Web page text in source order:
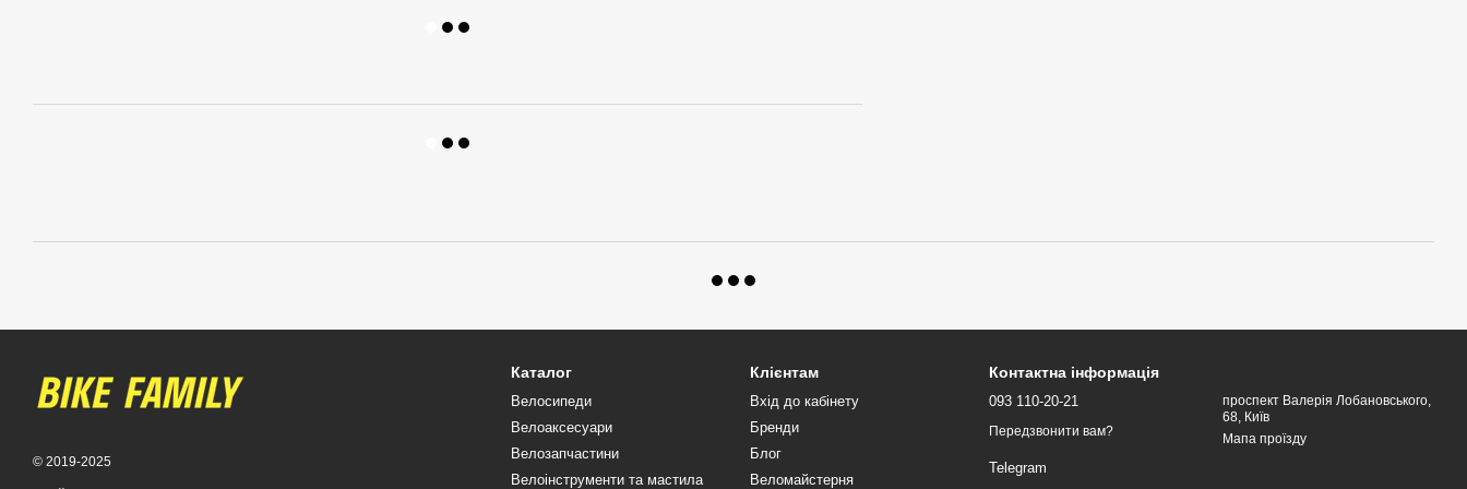
© 2019-2025
Каталог
Велосипеди
Велоаксесуари
Велозапчастини
Велоінструменти та мастила
Клієнтам
Вхід до кабінету
Бренди
Блог
Веломайстерня
Контактна інформація
093 110-20-21
Передзвонити вам?
Telegram
проспект Валерія Лобановського,
68, Київ
Мапа проїзду